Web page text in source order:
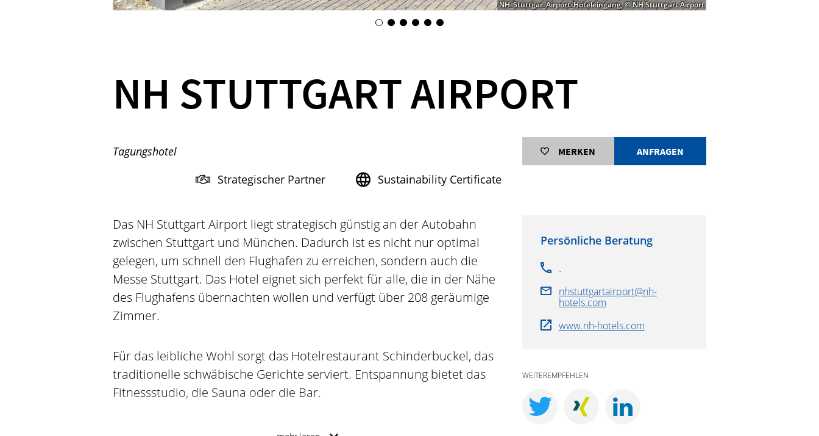
NH_Stuttgar_Airport_Hoteleingang, © NH Stuttgart Airport
NH STUTTGART AIRPORT
Tagungshotel
Strategischer Partner
Sustainability Certificate
MERKEN ANFRAGEN
Das NH Stuttgart Airport liegt strategisch günstig an der Autobahn
zwischen Stuttgart und München. Dadurch ist es nicht nur optimal
gelegen, um schnell den Flughafen zu erreichen, sondern auch die
Messe Stuttgart. Das Hotel eignet sich perfekt für alle, die in der Nähe
des Flughafens übernachten wollen und verfügt über 208 geräumige
Zimmer.
Für das leibliche Wohl sorgt das Hotelrestaurant Schinderbuckel, das
traditionelle schwäbische Gerichte serviert. Entspannung bietet das
Fitnessstudio, die Sauna oder die Bar.
Persönliche Beratung
.
nhstuttgartairport@nh-
hotels.com
www.nh-hotels.com
WEITEREMPFEHLEN